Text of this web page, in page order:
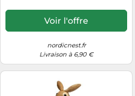
Voir l'offre
nordicnest.fr
Livraison à 6,90 €